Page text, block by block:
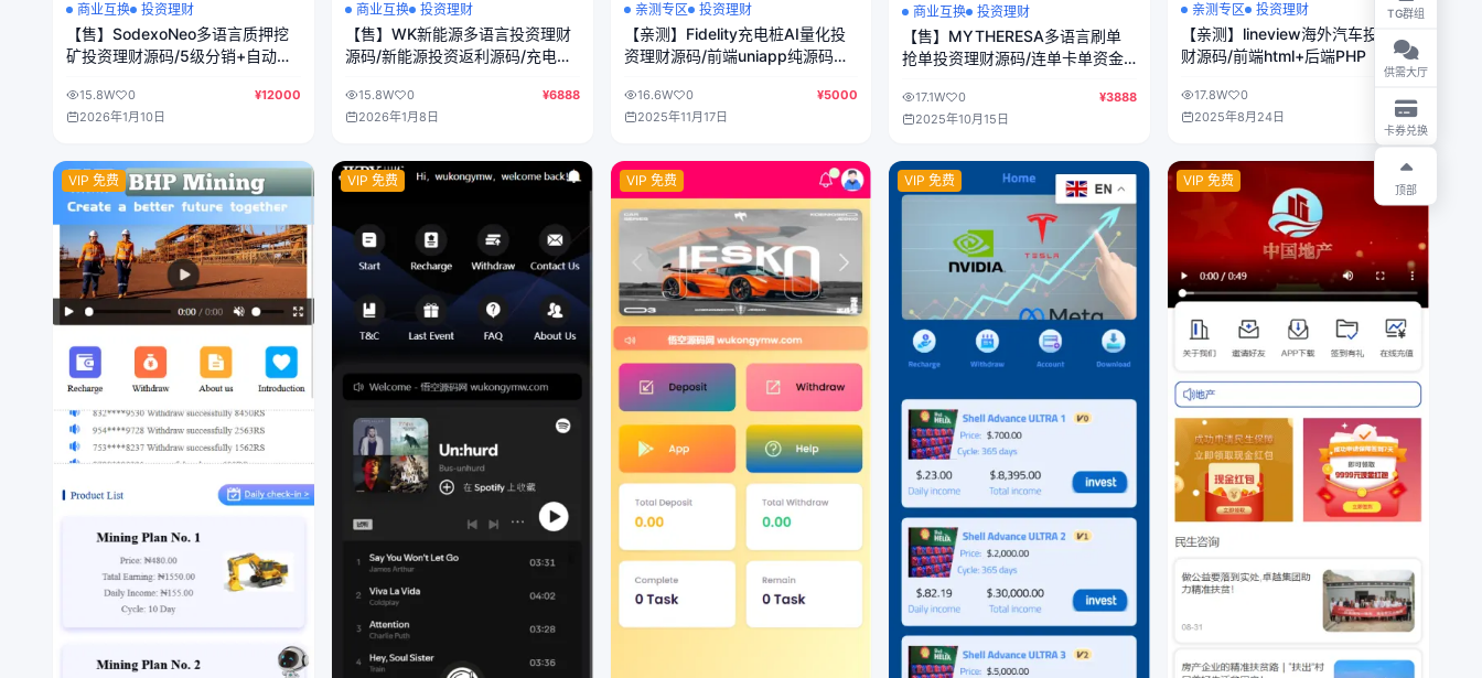
商业互换 投资理财
【售】SodexoNeo多语言质押挖
矿投资理财源码/5级分销+自动挖
+后端PHP
15.8W 0
¥12000
2026年1月10日
商业互换 投资理财
【售】WK新能源多语言投资理财
源码/新能源投资返利源码/充电桩
码+后端php
15.8W 0
¥6888
2026年1月8日
亲测专区 投资理财
【亲测】Fidelity充电桩AI量化投
资理财源码/前端uniapp纯源码
16.6W 0
¥5000
2025年11月17日
商业互换 投资理财
【售】MYTHERESA多语言刷单
抢单投资理财源码/连单卡单资金
php17.1W 0
¥3888
2025年10月15日
亲测专区 投资理财
【亲测】lineview海外汽车投资理
财源码/前端html+后端PHP
17.8W 0
2025年8月24日
VIP 免费 VIP 免费 VIP 免费 VIP 免费 VIP 免费
TG群组
供需大厅
卡券兑换
顶部